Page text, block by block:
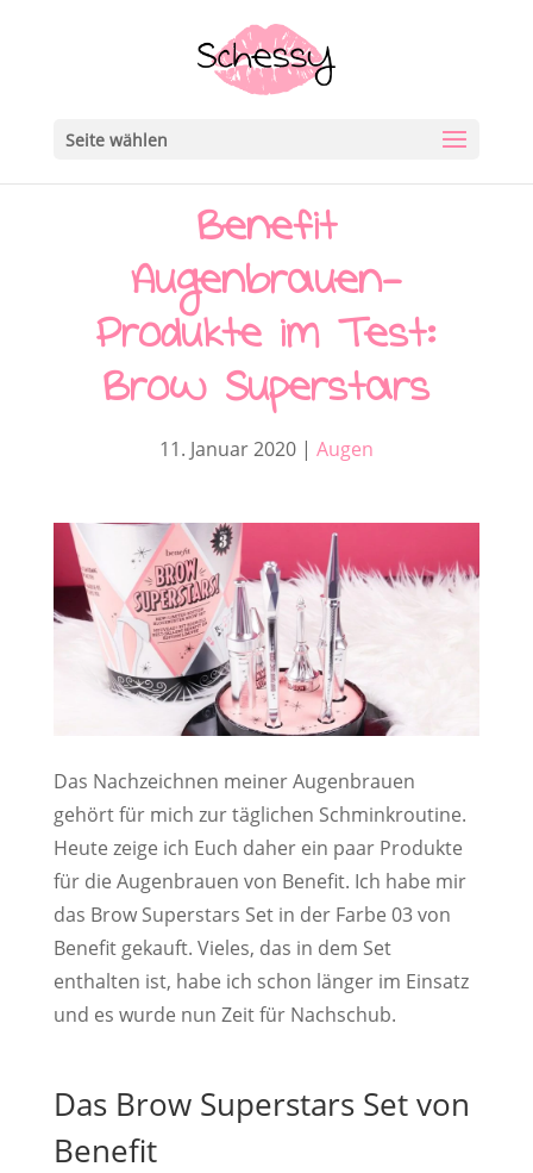
Seite wählen
Benefit
Augenbrauen-
Produkte im Test:
Brow Superstars
11. Januar 2020| Augen
Das Nachzeichnen meiner Augenbrauen
gehört für mich zur täglichen Schminkroutine.
Heute zeige ich Euch daher ein paar Produkte
für die Augenbrauen von Benefit. Ich habe mir
das Brow Superstars Set in der Farbe 03 von
Benefit gekauft. Vieles, das in dem Set
enthalten ist, habe ich schon länger im Einsatz
und es wurde nun Zeit für Nachschub.
Das Brow Superstars Set von
Benefit